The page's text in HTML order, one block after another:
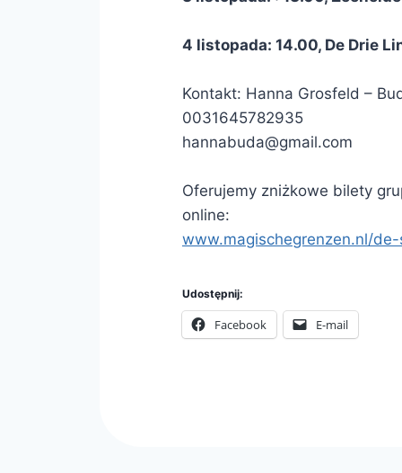
4 listopada: 14.00, De Drie
Kontakt: Hanna Grosfeld –
0031645782935
hannabuda@gmail.com
Oferujemy zniżkowe bilety
online:
www.magischegrenzen.nl/
Udostępnij:
Facebook E-mail